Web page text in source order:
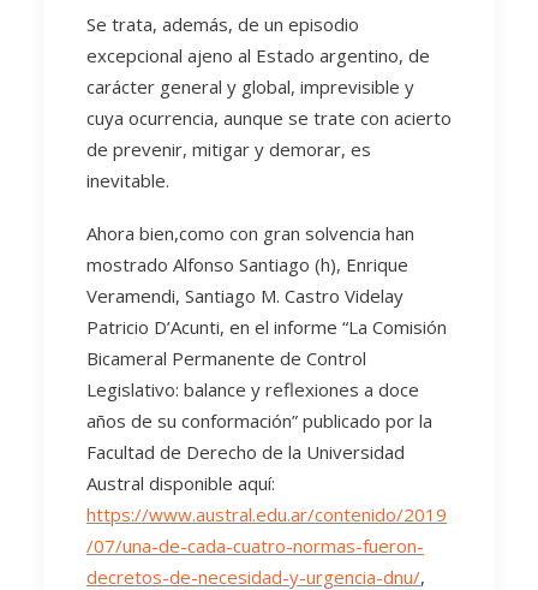
Se trata, además, de un episodio
excepcional ajeno al Estado argentino, de
carácter general y global, imprevisible y
cuya ocurrencia, aunque se trate con acierto
de prevenir, mitigar y demorar, es
inevitable.
Ahora bien,como con gran solvencia han
mostrado Alfonso Santiago (h), Enrique
Veramendi, Santiago M. Castro Videlay
Patricio D’Acunti, en el informe “La Comisión
Bicameral Permanente de Control
Legislativo: balance y reflexiones a doce
años de su conformación” publicado por la
Facultad de Derecho de la Universidad
Austral disponible aquí:
https://www.austral.edu.ar/contenido/2019
/07/una-de-cada-cuatro-normas-fueron-
decretos-de-necesidad-y-urgencia-dnu/,